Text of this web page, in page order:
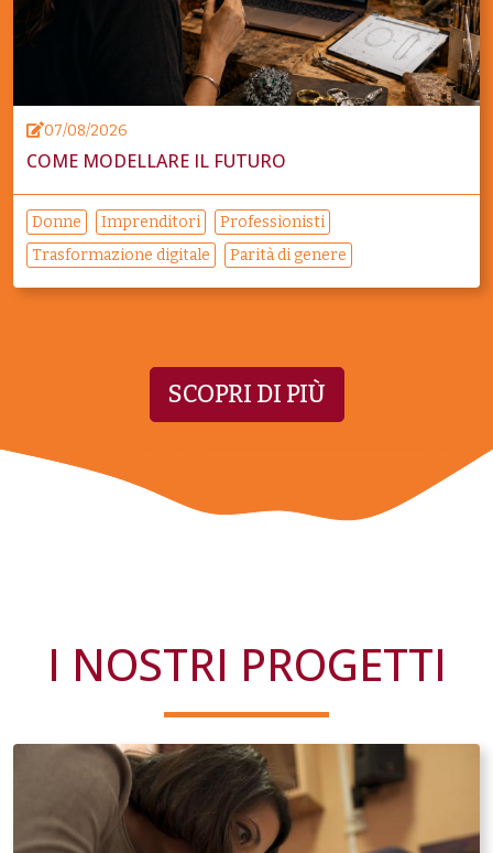
07/08/2026
COME MODELLARE IL FUTURO
Donne Imprenditori
Professionisti
Trasformazione digitale
Parità di genere
SCOPRI DI PIÙ
I NOSTRI PROGETTI